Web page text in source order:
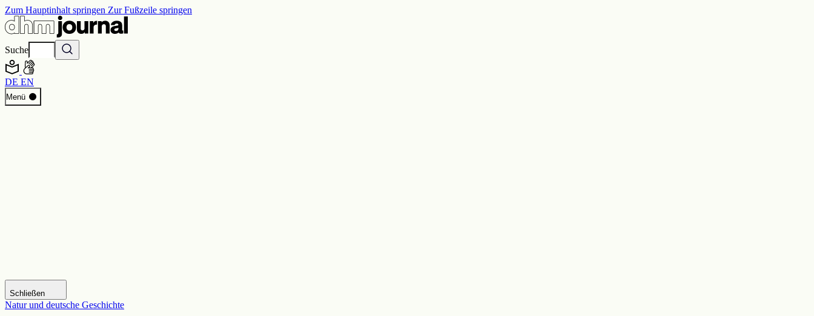
Zum Hauptinhalt springen Zur Fußzeile springen
Suche
DE EN
Menü
Start
Programm
Schließen
Natur und deutsche Geschichte